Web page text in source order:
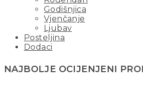
Godišnjica
Vjenčanje
Ljubav
Posteljina
Dodaci
NAJBOLJE OCIJENJENI